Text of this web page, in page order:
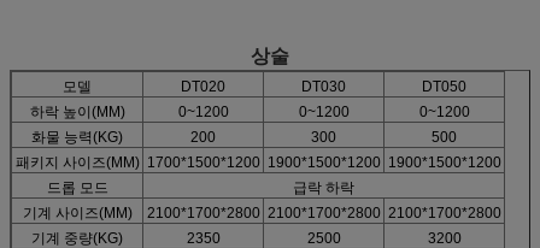
상술
모델 DT020 DT030
DT050
하락 높이(MM)
0~1200 0~1200
0~1200
화물 능력(KG)
200 300
500
패키지 사이즈(MM) 1700*1500*1200 1900*1500*1200 1900*1500*1200
드롭 모드
급락 하락
기계 사이즈(MM)
2100*1700*2800 2100*1700*2800 2100*1700*2800
기계 중량(KG)
2350 2500
3200